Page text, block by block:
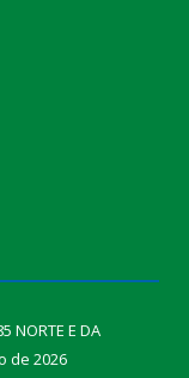
NORTE E DA
de 2026